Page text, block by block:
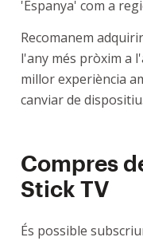
'Espanya' com a
Recomanem
l'any més pròxim a
millor experiència
canviar de dispositiu.
Compres
Stick TV
És possible